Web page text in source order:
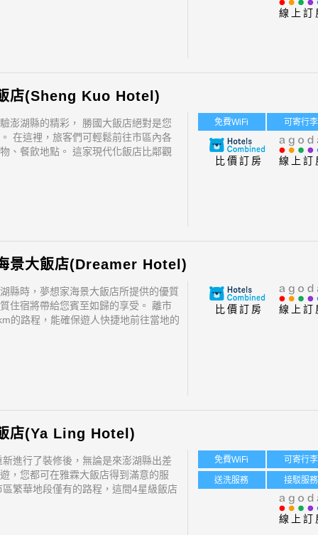
線上訂
店(Sheng Kuo Hotel)
澎湖縣的精彩， 勝國大飯店絕對是您
在這裡，旅客們可輕鬆前往市區內各
、餐飲地點。 這家現代化飯店比鄰觀
免費WiFi 可寄行李
線上訂
比價訂房
景大飯店(Dreamer Hotel)
縣時，夢想家海景大飯店所提供的優質
住宿將帶給您賓至如歸的享受。 離市
的路程，能確保遊人快捷地前往當地的
線上訂
比價訂房
店(Ya Ling Hotel)
進行了裝修後，無論是來澎湖縣出差
，您都可在雅霖大飯店得到滿意的服
繁華地段僅有的路程，這間4星級飯店
免費WiFi 可寄行李
送洗服務 接駁服務
線上訂